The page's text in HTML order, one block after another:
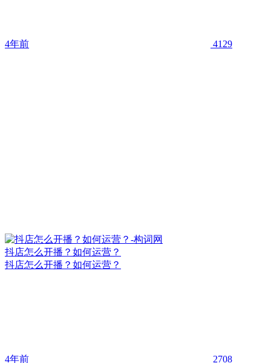
4年前 4129
抖店怎么开播？如何运营？
抖店怎么开播？如何运营？
4年前 2708